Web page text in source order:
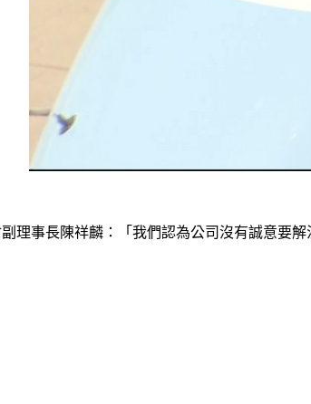
理事長陳祥麟：「我們認為公司沒有誠意要解